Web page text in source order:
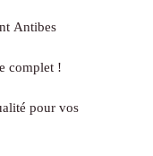
Antibes
complet !
pour vos